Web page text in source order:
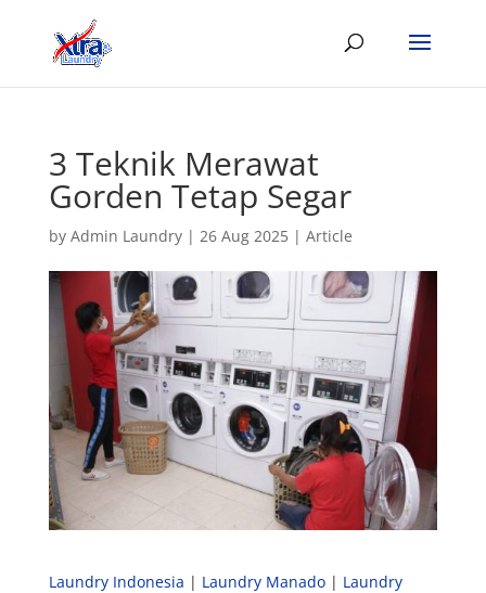
3 Teknik Merawat
Gorden Tetap Segar
by Admin Laundry| 26 Aug 2025| Article
Laundry Indonesia | Laundry Manado| Laundry